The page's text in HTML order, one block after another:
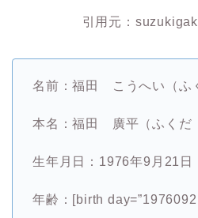
引用元：
名前：福田 こうへい（ふ
本名：福田 廣平（ふくだ
生年月日：1976年9月21日
年齢：[birth